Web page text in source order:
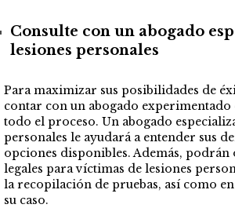
Consulte con un abogado
lesiones personales
Para maximizar sus posibilidades de
contar con un abogado experimentado
todo el proceso. Un abogado
personales le ayudará a entender sus
opciones disponibles. Además, podrán
legales para víctimas de lesiones
la recopilación de pruebas, así como
su caso.